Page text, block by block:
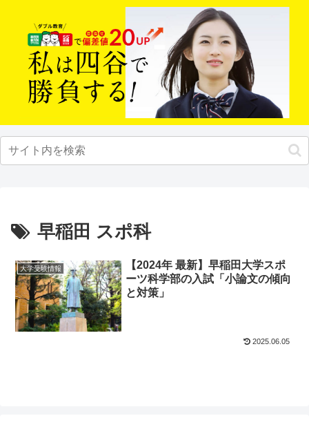
早稲田 スポ科
大学受験情報
【2024年 最新】早稲田大学スポ
ーツ科学部の入試「小論文の傾向
と対策」
2025.06.05